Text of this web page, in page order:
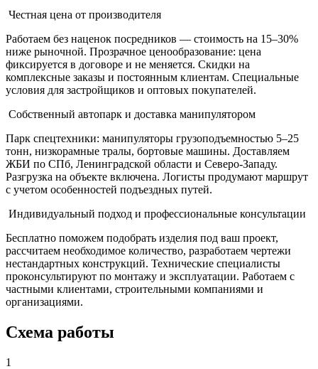
Честная цена от производителя
Работаем без наценок посредников — стоимость на 15–30%
ниже рыночной. Прозрачное ценообразование: цена
фиксируется в договоре и не меняется. Скидки на
комплексные заказы и постоянным клиентам. Специальные
условия для застройщиков и оптовых покупателей.
Собственный автопарк и доставка манипулятором
Парк спецтехники: манипуляторы грузоподъемностью 5–25
тонн, низкорамные тралы, бортовые машины. Доставляем
ЖБИ по СПб, Ленинградской области и Северо-Западу.
Разгрузка на объекте включена. Логисты продумают маршрут
с учетом особенностей подъездных путей.
Индивидуальный подход и профессиональные консультации
Бесплатно поможем подобрать изделия под ваш проект,
рассчитаем необходимое количество, разработаем чертежи
нестандартных конструкций. Технические специалисты
проконсультируют по монтажу и эксплуатации. Работаем с
частными клиентами, строительными компаниями и
организациями.
Схема работы
1